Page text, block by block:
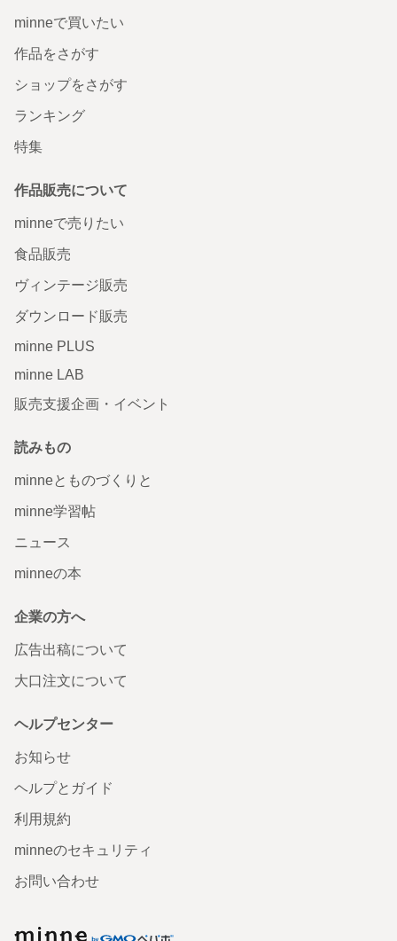
minneで買いたい
作品をさがす
ショップをさがす
ランキング
特集
作品販売について
minneで売りたい
食品販売
ヴィンテージ販売
ダウンロード販売
minne PLUS
minne LAB
販売支援企画・イベント
読みもの
minneとものづくりと
minne学習帖
ニュース
minneの本
企業の方へ
広告出稿について
大口注文について
ヘルプセンター
お知らせ
ヘルプとガイド
利用規約
minneのセキュリティ
お問い合わせ